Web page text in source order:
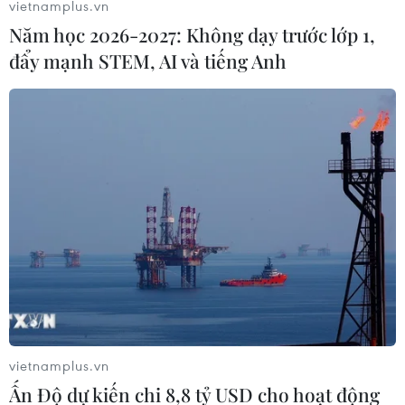
Thống nhất phương án xây cầu Rạch Miễu
2 nối Bến Tre và Tiền Giang
Tỉnh Bến Tre thống nhất xây cầu Rạch Miễu 2 cách cầu
Rạch Miễu hiện tại 3km, nhằm giảm ùn tắc giao thông
cho thành phố Mỹ Tho, tỉnh Tiền Giang.
vietnamplus.vn
Năm học 2026-2027: Không dạy trước lớp 1,
đẩy mạnh STEM, AI và tiếng Anh
vietnamplus.vn
Ấn Độ dự kiến chi 8,8 tỷ USD cho hoạt động